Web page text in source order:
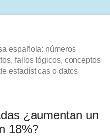
española: números
fallos lógicos, conceptos
estadísticas o datos
¿aumentan un
18%?